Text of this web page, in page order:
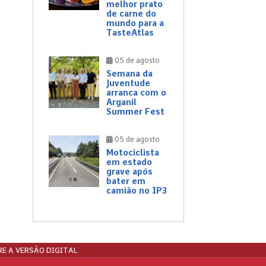
melhor prato
de carne do
mundo para a
TasteAtlas
05 de agosto
Semana da
Juventude
arranca com o
Arganil
Summer Fest
05 de agosto
Motociclista
em estado
grave após
bater em
camião no IP3
A VERSÃO DIGITAL